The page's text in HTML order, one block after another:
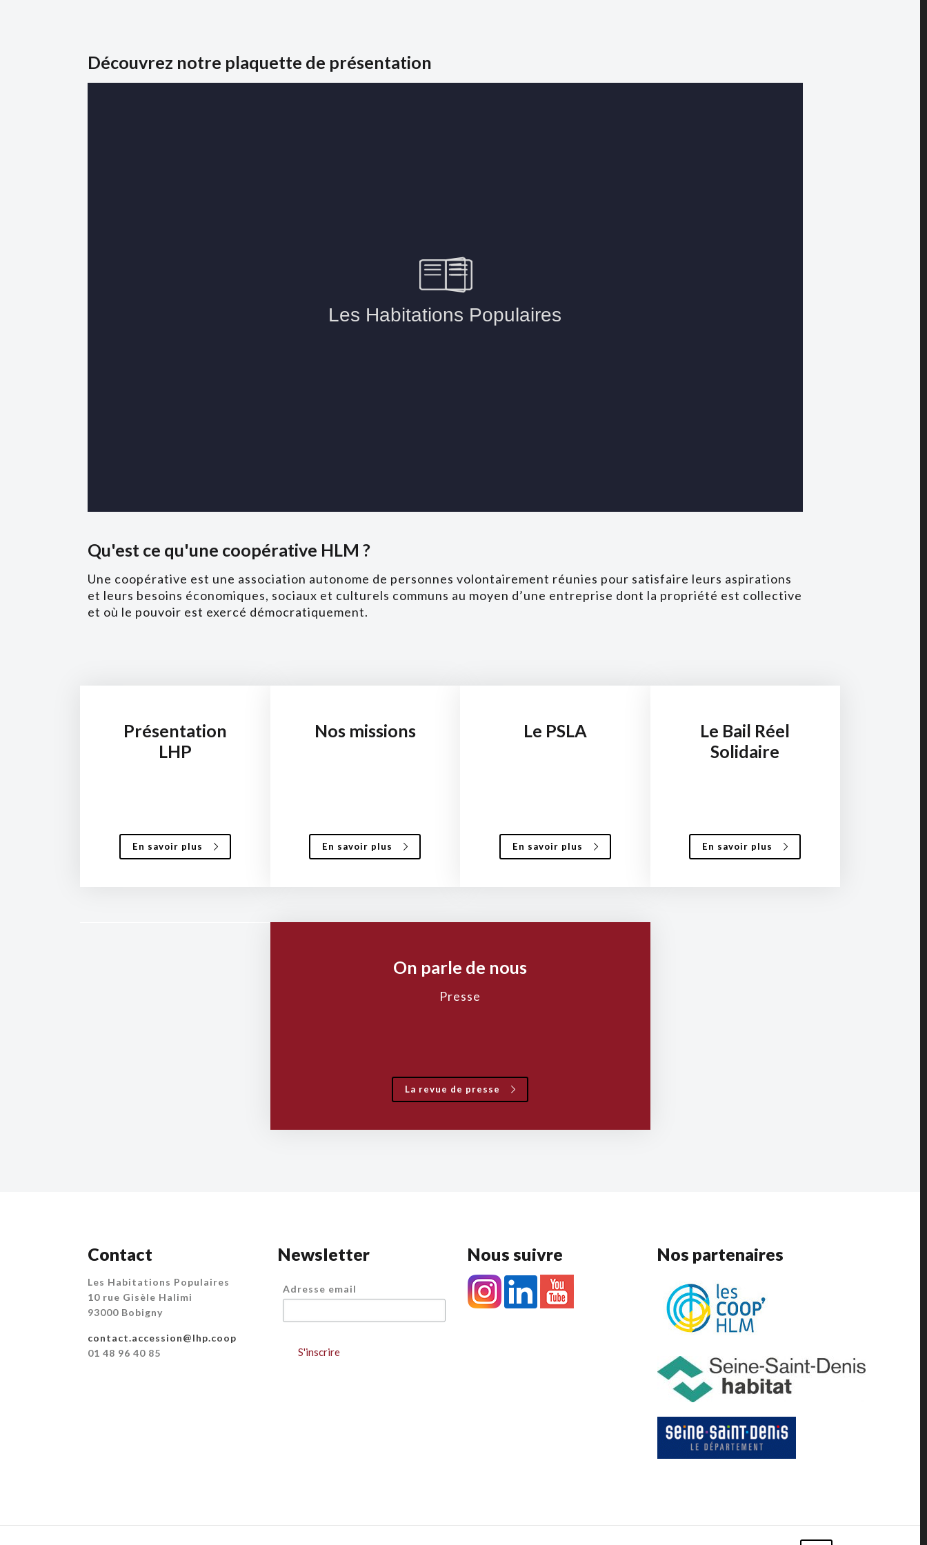
Découvrez notre plaquette de présentation
Qu'est ce qu'une coopérative HLM ?
Une coopérative est une association autonome de personnes volontairement réunies pour satisfaire leurs aspirations
et leurs besoins économiques, sociaux et culturels communs au moyen d’une entreprise dont la propriété est collective
et où le pouvoir est exercé démocratiquement.
Présentation
LHP
En savoir plus
Nos missions
En savoir plus
Le PSLA
En savoir plus
Le Bail Réel
Solidaire
En savoir plus
On parle de nous
Presse
La revue de presse
Contact
Les Habitations Populaires
10 rue Gisèle Halimi
93000 Bobigny
contact.accession@lhp.coop
01 48 96 40 85
Newsletter
Adresse email
Nous suivre Nos partenaires